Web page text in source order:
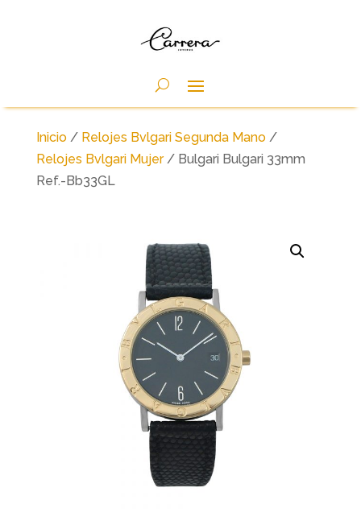
Inicio/ Relojes Bvlgari Segunda Mano/
Relojes Bvlgari Mujer/ Bulgari Bulgari 33mm
Ref.-Bb33GL